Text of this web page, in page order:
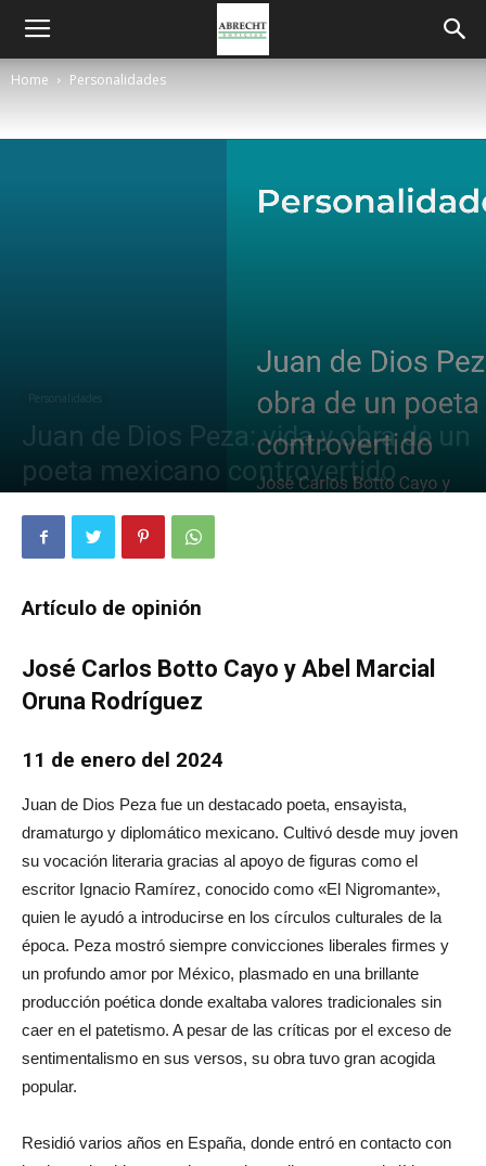
Home Personalidades
Juan de Dios Peza: vida y obra de un
poeta mexicano controvertido
Artículo de opinión
José Carlos Botto Cayo y Abel Marcial
Oruna Rodríguez
11 de enero del 2024
Juan de Dios Peza fue un destacado poeta, ensayista,
dramaturgo y diplomático mexicano. Cultivó desde muy joven
su vocación literaria gracias al apoyo de figuras como el
escritor Ignacio Ramírez, conocido como «El Nigromante»,
quien le ayudó a introducirse en los círculos culturales de la
época. Peza mostró siempre convicciones liberales firmes y
un profundo amor por México, plasmado en una brillante
producción poética donde exaltaba valores tradicionales sin
caer en el patetismo. A pesar de las críticas por el exceso de
sentimentalismo en sus versos, su obra tuvo gran acogida
popular.
Residió varios años en España, donde entró en contacto con